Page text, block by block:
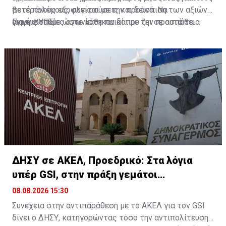
ποτέ πολέμους, συγκρούσεις και δεινά. Να
αγωνιστούμε ώστε κάθε παιδί που ζει σε αυτά τα
βετεράνους εξοφλείται με την προάσπιση των αξιών
για τις οποίες αγωνίστηκαν και με την προσπάθεια
Πηγή: ΚΥΠΕ
ΔΗΣΥ σε ΑΚΕΛ, Προεδρικό: Στα λόγια
υπέρ GSI, στην πράξη γεμάτοι
«αστερίσκους»
08.08.2026 15:30
Συνέχεια στην αντιπαράθεση με το ΑΚΕΛ για τον GSI
δίνει ο ΔΗΣΥ, κατηγορώντας τόσο την αντιπολίτευση